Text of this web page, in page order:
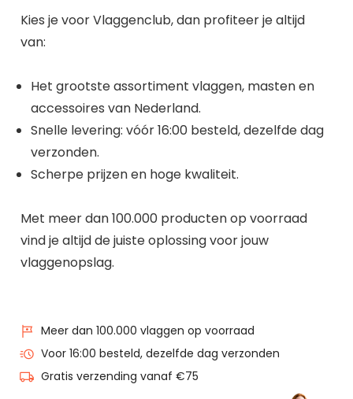
Kies je voor Vlaggenclub, dan profiteer je altijd
van:
Het grootste assortiment vlaggen, masten en
accessoires van Nederland.
Snelle levering: vóór 16:00 besteld, dezelfde dag
verzonden.
Scherpe prijzen en hoge kwaliteit.
Met meer dan 100.000 producten op voorraad
vind je altijd de juiste oplossing voor jouw
vlaggenopslag.
Meer dan 100.000 vlaggen op voorraad
Voor 16:00 besteld, dezelfde dag verzonden
Gratis verzending vanaf €75